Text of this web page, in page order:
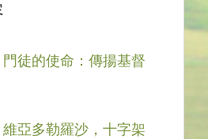
門徒的使命：傳揚基督
維亞多勒羅沙，十字架